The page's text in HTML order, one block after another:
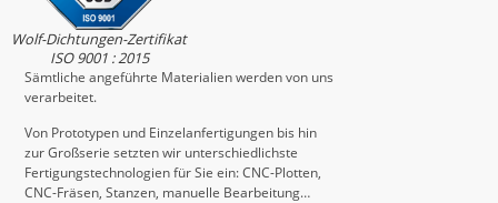
Wolf-Dichtungen-Zertifikat
ISO 9001 : 2015
Sämtliche angeführte Materialien werden von uns
verarbeitet.
Von Prototypen und Einzelanfertigungen bis hin
zur Großserie setzten wir unterschiedlichste
Fertigungstechnologien für Sie ein: CNC-Plotten,
CNC-Fräsen, Stanzen, manuelle Bearbeitung…